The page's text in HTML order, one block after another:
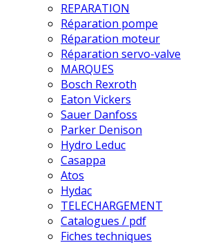
REPARATION
Réparation pompe
Réparation moteur
Réparation servo-valve
MARQUES
Bosch Rexroth
Eaton Vickers
Sauer Danfoss
Parker Denison
Hydro Leduc
Casappa
Atos
Hydac
TELECHARGEMENT
Catalogues / pdf
Fiches techniques